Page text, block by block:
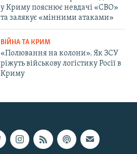
у Криму пояснює невдачі «СВО»
та залякує «мінними атаками»
ВІЙНА ТА КРИМ
«Полювання на колони». Як ЗСУ
ріжуть військову логістику Росії в
Криму